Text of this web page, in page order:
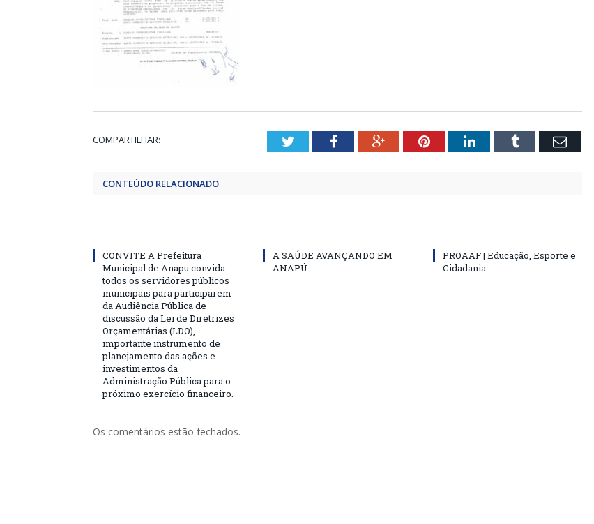
COMPARTILHAR: TwitterFacebookGoogle+PinterestLinkedInTumblr Email
CONTEÚDO RELACIONADO
CONVITE A Prefeitura
Municipal de Anapu convida
todos os servidores públicos
municipais para participarem
da Audiência Pública de
discussão da Lei de Diretrizes
Orçamentárias (LDO),
importante instrumento de
planejamento das ações e
investimentos da
Administração Pública para o
próximo exercício financeiro.
A SAÚDE AVANÇANDO EM
ANAPÚ.
PROAAF | Educação, Esporte e
Cidadania.
Os comentários estão fechados.